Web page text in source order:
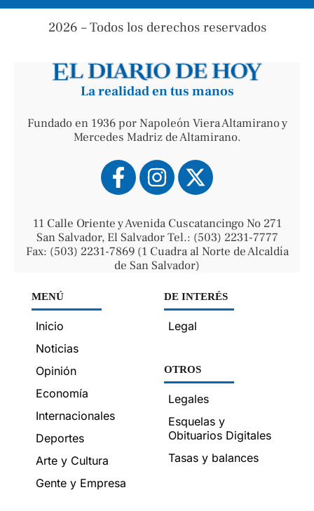
2026 – Todos los derechos reservados
La realidad en tus manos
Fundado en 1936 por Napoleón Viera Altamirano y
Mercedes Madriz de Altamirano.
11 Calle Oriente y Avenida Cuscatancingo No 271
San Salvador, El Salvador Tel.: (503) 2231-7777
Fax: (503) 2231-7869 (1 Cuadra al Norte de Alcaldía
de San Salvador)
MENÚ
Inicio
Noticias
Opinión
Economía
Internacionales
Deportes
Arte y Cultura
Gente y Empresa
DE INTERÉS
Legal
OTROS
Legales
Esquelas y
Obituarios Digitales
Tasas y balances